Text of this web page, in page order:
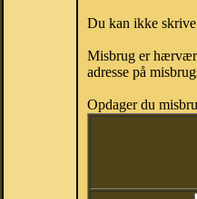
Du kan ikke
Misbrug er
adresse på
Opdager du